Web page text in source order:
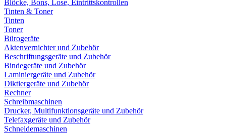
Blöcke, Bons, Lose, Eintrittskontrollen
Tinten & Toner
Tinten
Toner
Bürogeräte
Aktenvernichter und Zubehör
Beschriftungsgeräte und Zubehör
Bindegeräte und Zubehör
Laminiergeräte und Zubehör
Diktiergeräte und Zubehör
Rechner
Schreibmaschinen
Drucker, Multifunktionsgeräte und Zubehör
Telefaxgeräte und Zubehör
Schneidemaschinen